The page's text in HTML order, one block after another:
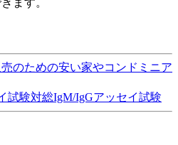
のための安い家やコンドミニア
試験対総IgM/IgGアッセイ試験